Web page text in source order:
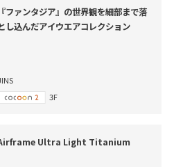
『ファンタジア』の世界観を細部まで落
し込んだアイウエアコレクション
3F
Ultra Light Titanium